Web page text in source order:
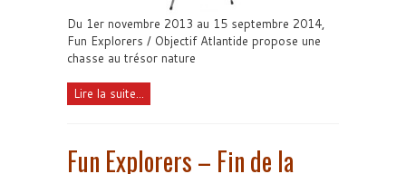
Du 1er novembre 2013 au 15 septembre 2014,
Fun Explorers / Objectif Atlantide propose une
chasse au trésor nature
Lire la suite...
Fun Explorers – Fin de la